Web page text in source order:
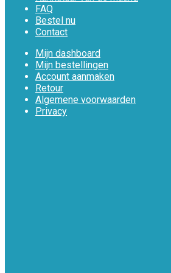
FAQ
Bestel nu
Contact
Mijn dashboard
Mijn bestellingen
Account aanmaken
Retour
Algemene voorwaarden
Privacy